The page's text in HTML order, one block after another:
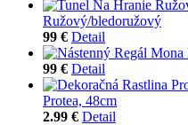
Ružový/bledoružový
99 € Detail
99 € Detail
Protea, 48cm
2.99 € Detail